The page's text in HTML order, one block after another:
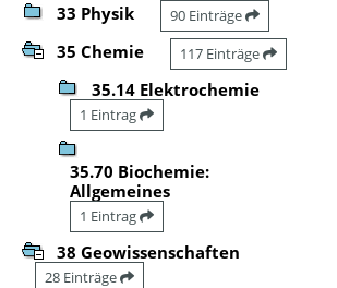
33 Physik 90 Einträge
35 Chemie 117 Einträge
35.14 Elektrochemie
1 Eintrag
35.70 Biochemie:
Allgemeines
1 Eintrag
38 Geowissenschaften
28 Einträge